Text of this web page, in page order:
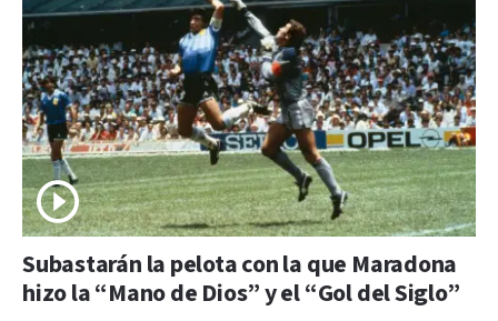
Subastarán la pelota con la que Maradona
hizo la “Mano de Dios” y el “Gol del Siglo”